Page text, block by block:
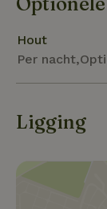
proef je de
Hout
Per
Ligging